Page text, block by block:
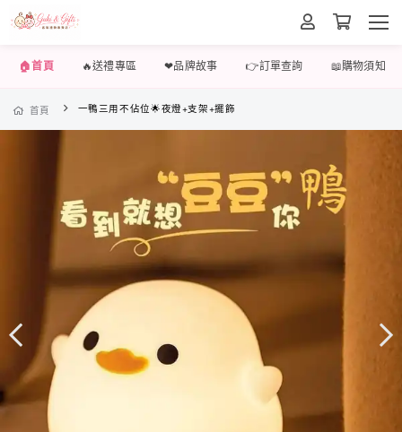
🏠首頁 🔥送禮專區 ❤品牌故事 👉訂單查詢 📖購物須知
首頁 一鴨三用不佔位🌟夜燈+支架+擺飾